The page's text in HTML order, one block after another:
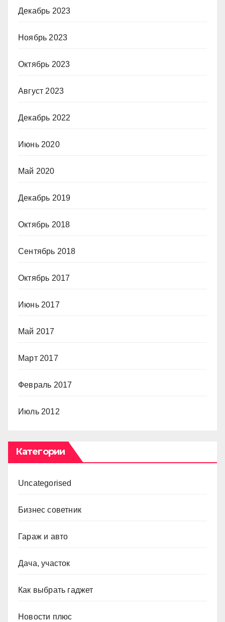
Декабрь 2023
Ноябрь 2023
Октябрь 2023
Август 2023
Декабрь 2022
Июнь 2020
Май 2020
Декабрь 2019
Октябрь 2018
Сентябрь 2018
Октябрь 2017
Июнь 2017
Май 2017
Март 2017
Февраль 2017
Июль 2012
Категории
Uncategorised
Бизнес советник
Гараж и авто
Дача, участок
Как выбрать гаджет
Новости плюс